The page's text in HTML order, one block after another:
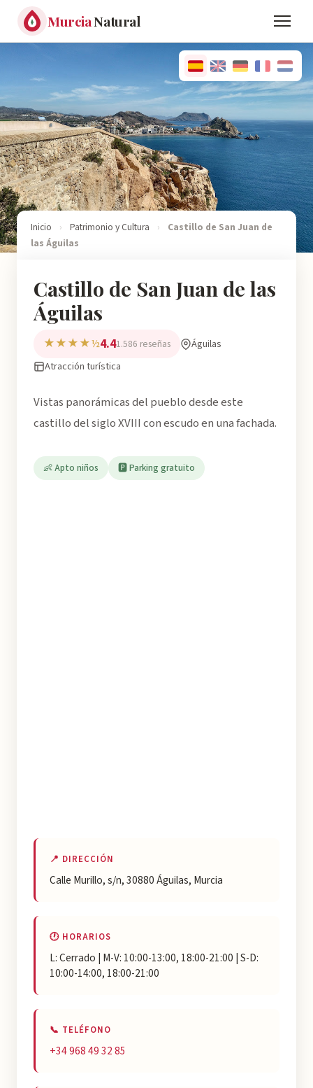
MurciaNatural
Inicio › Patrimonio y Cultura ›
Castillo de San Juan de
las Águilas
Castillo de San Juan de las
Águilas
★★★★½4.41.586 reseñas
Águilas
Atracción turística
Vistas panorámicas del pueblo desde este
castillo del siglo XVIII con escudo en una fachada.
👶 Apto niños 🅿️ Parking gratuito
📍 DIRECCIÓN
Calle Murillo, s/n, 30880 Águilas, Murcia
🕐 HORARIOS
L: Cerrado | M-V: 10:00-13:00, 18:00-21:00 | S-D:
10:00-14:00, 18:00-21:00
📞 TELÉFONO
+34 968 49 32 85